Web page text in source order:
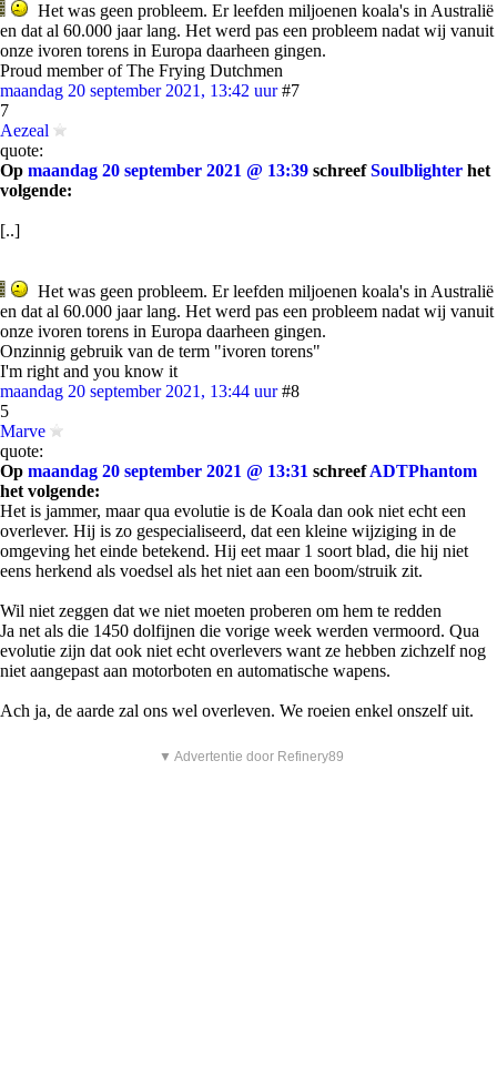
Het was geen probleem. Er leefden miljoenen koala's in Australië
en dat al 60.000 jaar lang. Het werd pas een probleem nadat wij vanuit
onze ivoren torens in Europa daarheen gingen.
Proud member of The Frying Dutchmen
maandag 20 september 2021, 13:42 uur #7
7
Aezeal
quote:
Op maandag 20 september 2021 @ 13:39 schreefSoulblighter het
volgende:
[..]
Het was geen probleem. Er leefden miljoenen koala's in Australië
en dat al 60.000 jaar lang. Het werd pas een probleem nadat wij vanuit
onze ivoren torens in Europa daarheen gingen.
Onzinnig gebruik van de term "ivoren torens"
I'm right and you know it
maandag 20 september 2021, 13:44 uur #8
5
Marve
quote:
Op maandag 20 september 2021 @ 13:31 schreefADTPhantom
het volgende:
Het is jammer, maar qua evolutie is de Koala dan ook niet echt een
overlever. Hij is zo gespecialiseerd, dat een kleine wijziging in de
omgeving het einde betekend. Hij eet maar 1 soort blad, die hij niet
eens herkend als voedsel als het niet aan een boom/struik zit.
Wil niet zeggen dat we niet moeten proberen om hem te redden
Ja net als die 1450 dolfijnen die vorige week werden vermoord. Qua
evolutie zijn dat ook niet echt overlevers want ze hebben zichzelf nog
niet aangepast aan motorboten en automatische wapens.
Ach ja, de aarde zal ons wel overleven. We roeien enkel onszelf uit.
▼ Advertentie door Refinery89